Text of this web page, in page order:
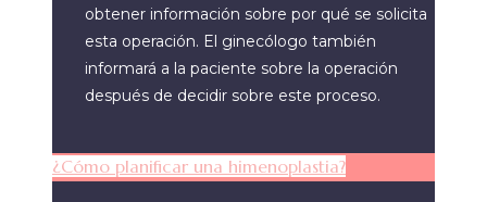
obtener información sobre por qué se solicita
esta operación. El ginecólogo también
informará a la paciente sobre la operación
después de decidir sobre este proceso.
¿Cómo planificar una himenoplastia?